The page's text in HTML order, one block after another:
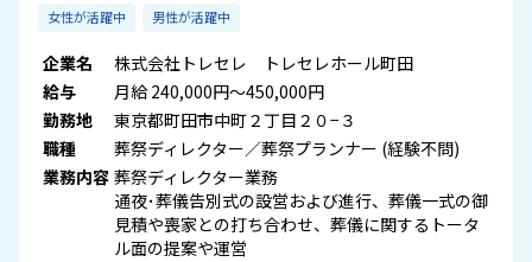
女性が活躍中
男性が活躍中
企業名
株式会社トレセレ トレセレホール町田
給与
月給 240,000円～450,000円
勤務地
東京都町田市中町２丁目２０−３
職種
葬祭ディレクター／葬祭プランナー (経験不問)
業務内容 葬祭ディレクター業務
通夜･葬儀告別式の設営および進行、葬儀一式の御
見積や喪家との打ち合わせ、葬儀に関するトータ
ル面の提案や運営